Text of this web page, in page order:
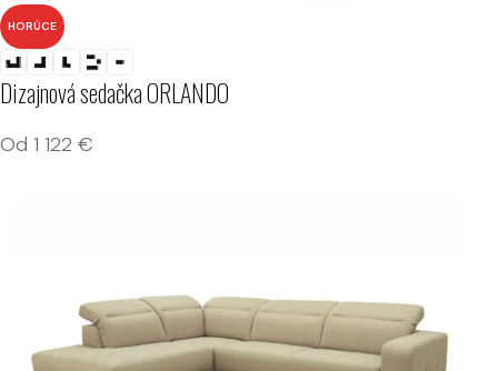
HORÚCE
Dizajnová sedačka ORLANDO
Od 1 122 €